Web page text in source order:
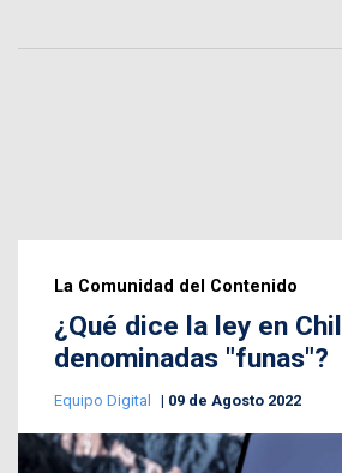
La Comunidad del Contenido
¿Qué dice la ley en
denominadas "funas"?
Equipo Digital 09 de Agosto 2022